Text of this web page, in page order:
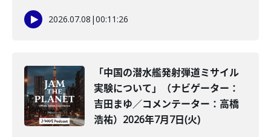
2026.07.08 |00:11:26
「中国の潜水艦発射弾道ミサイル
実験について」（ナビゲーター：
吉田まゆ／コメンテーター：高橋
浩祐）2026年7月7日(火)